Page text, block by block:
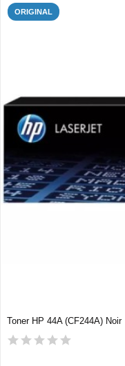
ORIGINAL
Toner HP 44A (CF244A) Noir